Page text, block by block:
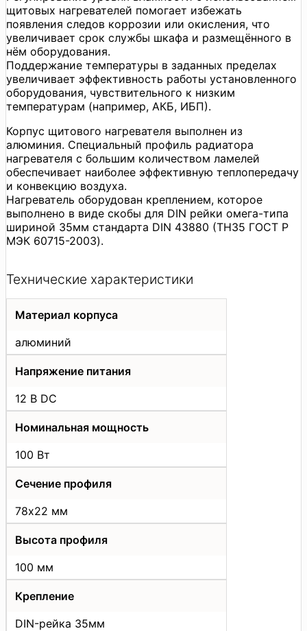
щитовых нагревателей помогает избежать
появления следов коррозии или окисления, что
увеличивает срок службы шкафа и размещённого в
нём оборудования.
Поддержание температуры в заданных пределах
увеличивает эффективность работы установленного
оборудования, чувствительного к низким
температурам (например, АКБ, ИБП).
Корпус щитового нагревателя выполнен из
алюминия. Специальный профиль радиатора
нагревателя с большим количеством ламелей
обеспечивает наиболее эффективную теплопередачу
и конвекцию воздуха.
Нагреватель оборудован креплением, которое
выполнено в виде скобы для DIN рейки омега-типа
шириной 35мм стандарта DIN 43880 (ТН35 ГОСТ Р
МЭК 60715-2003).
Технические характеристики
Материал корпуса
алюминий
Напряжение питания
12 В DC
Номинальная мощность
100 Вт
Сечение профиля
78х22 мм
Высота профиля
100 мм
Крепление
DIN-рейка 35мм